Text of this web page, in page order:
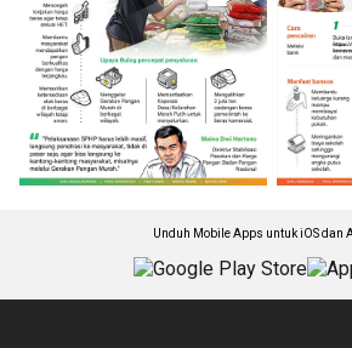
Unduh Mobile Apps untuk iOS dan